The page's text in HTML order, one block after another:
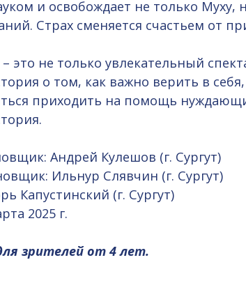
и освобождает не только Муху,
Страх сменяется счастьем от
это не только увлекательный
о том, как важно верить в
приходить на помощь
Андрей Кулешов (г. Сургут)
Ильнур Слявчин (г. Сургут)
Капустинский (г. Сургут)
2025 г.
зрителей от 4 лет.